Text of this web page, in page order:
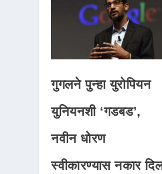
गुगलने पुन्हा युरोपियन
युनियनशी ‘गडबड’,
नवीन धोरण
स्वीकारण्यास नकार